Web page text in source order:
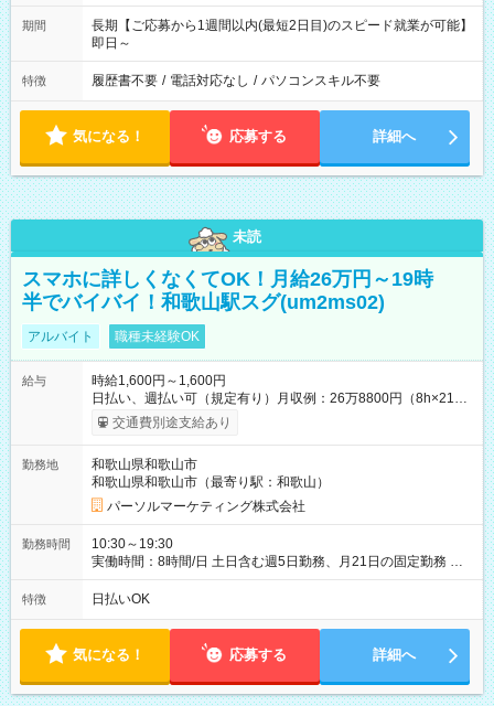
期間
長期【ご応募から1週間以内(最短2日目)のスピード就業が可能】
即日～
特徴 履歴書不要 / 電話対応なし / パソコンスキル不要
気になる！ 応募する 詳細へ
未読
スマホに詳しくなくてOK！月給26万円～19時
半でバイバイ！和歌山駅スグ(um2ms02)
アルバイト 職種未経験OK
給与
時給1,600円～1,600円
日払い、週払い可（規定有り）月収例：26万8800円（8h×21
日） 【試用期間】試用期間なし
交通費別途支給あり
勤務地
和歌山県和歌山市
和歌山県和歌山市（最寄り駅：和歌山）
パーソルマーケティング株式会社
勤務時間
10:30～19:30
実働時間：8時間/日 土日含む週5日勤務、月21日の固定勤務 ※
実働8h/休憩1h勤務、残業ほぼ無し（5h/月）
特徴 日払いOK
気になる！ 応募する 詳細へ